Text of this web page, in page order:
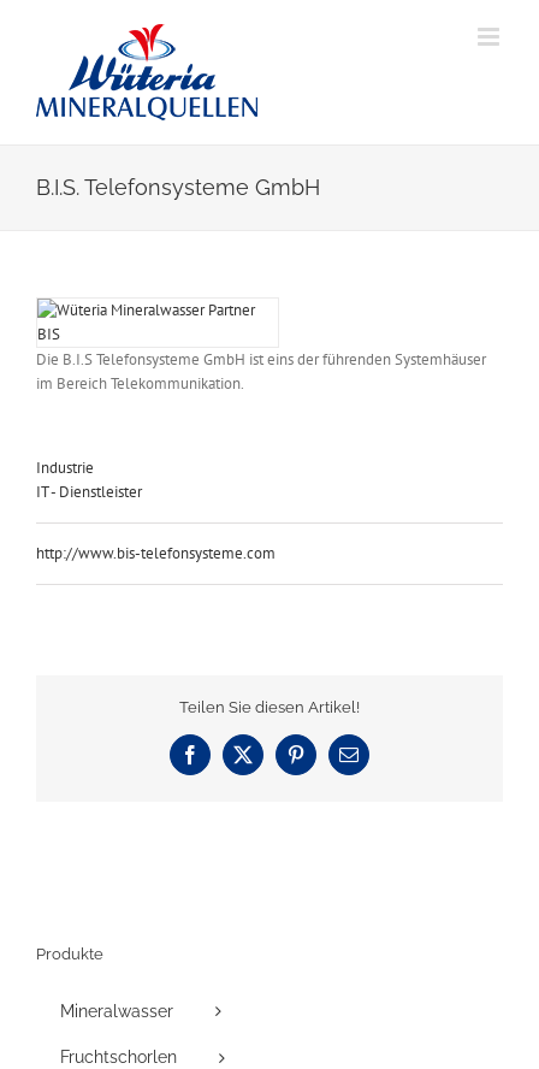
B.I.S. Telefonsysteme GmbH
View
Larger
Image
Die B.I.S Telefonsysteme GmbH ist eins der führenden Systemhäuser
im Bereich Telekommunikation.
Industrie
IT - Dienstleister
http://www.bis-telefonsysteme.com
Teilen Sie diesen Artikel!
Facebook
X PinterestE-
Mail
Produkte
Mineralwasser
Fruchtschorlen